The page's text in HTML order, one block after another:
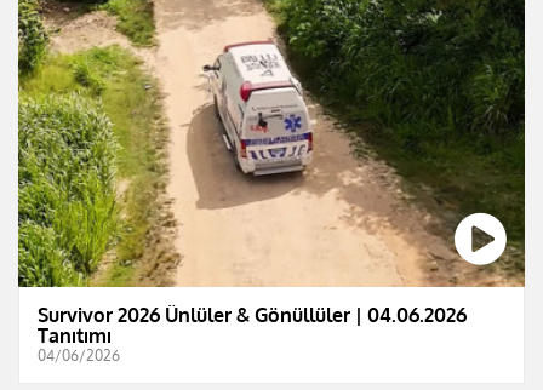
Survivor 2026 Ünlüler & Gönüllüler | 04.06.2026
Tanıtımı
04/06/2026